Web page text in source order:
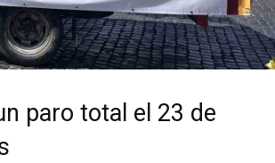
paro total el 23 de